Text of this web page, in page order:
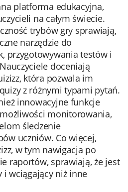
platforma edukacyjna,
na całym świecie.
trybów gry sprawiają,
narzędzie do
przygotowywania testów i
doceniają
która pozwala im
z różnymi typami pytań.
innowacyjne funkcje
monitorowania,
śledzenie
uczniów. Co więcej,
w tym nawigacja po
raportów, sprawiają, że jest
i wciągający niż inne